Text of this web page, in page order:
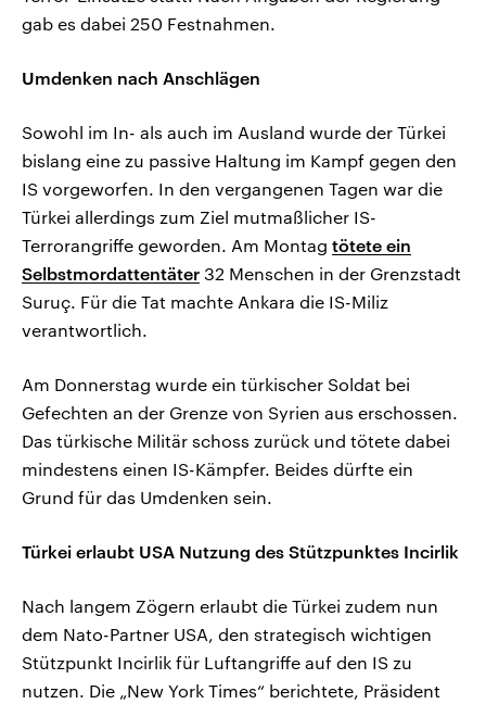
gab es dabei 250 Festnahmen.
Umdenken nach Anschlägen
Sowohl im In- als auch im Ausland wurde der Türkei
bislang eine zu passive Haltung im Kampf gegen den
IS vorgeworfen. In den vergangenen Tagen war die
Türkei allerdings zum Ziel mutmaßlicher IS-
Terrorangriffe geworden. Am Montag tötete ein
Selbstmordattentäter 32 Menschen in der Grenzstadt
Suruç. Für die Tat machte Ankara die IS-Miliz
verantwortlich.
Am Donnerstag wurde ein türkischer Soldat bei
Gefechten an der Grenze von Syrien aus erschossen.
Das türkische Militär schoss zurück und tötete dabei
mindestens einen IS-Kämpfer. Beides dürfte ein
Grund für das Umdenken sein.
Türkei erlaubt USA Nutzung des Stützpunktes Incirlik
Nach langem Zögern erlaubt die Türkei zudem nun
dem Nato-Partner USA, den strategisch wichtigen
Stützpunkt Incirlik für Luftangriffe auf den IS zu
nutzen. Die „New York Times“ berichtete, Präsident